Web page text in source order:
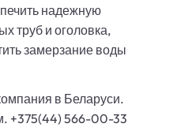
надежную
труб и оголовка,
замерзание воды
в Беларуси.
+375(44) 566-00-33